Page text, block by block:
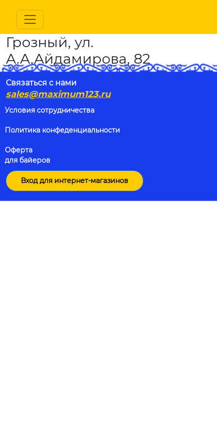
Грозный, ул.
А.А.Айдамирова, 82
Связаться с нами
sales@maximum123.ru
Условия сотрудничества
Политика конфеденциальности
Оферта
для байеров
Вход для интернет-магазинов